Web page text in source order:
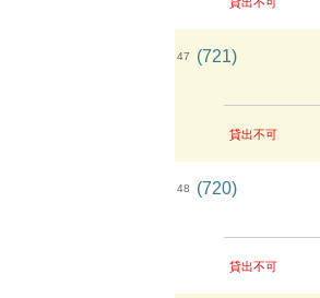
47 (721)
貸出不可
48 (720)
貸出不可